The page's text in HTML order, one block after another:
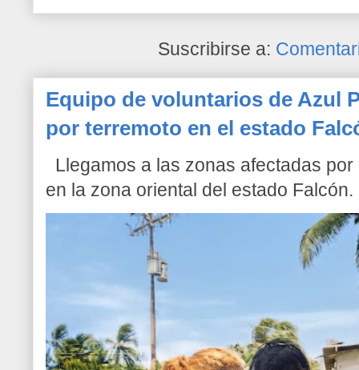
Suscribirse a:
Equipo de voluntarios de Azul
por terremoto en el estado
Llegamos a las zonas afectadas
en la zona oriental del estado